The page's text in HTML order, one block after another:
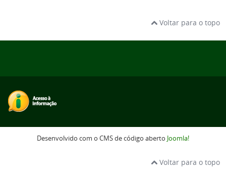
Voltar para o topo
Desenvolvido com o CMS de código aberto Joomla!
Voltar para o topo